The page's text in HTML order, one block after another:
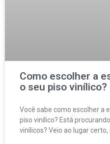
Como escolher a
o seu piso vinílico?
Você sabe como escolher a
piso vinílico? Está
vinílicos? Veio ao lugar